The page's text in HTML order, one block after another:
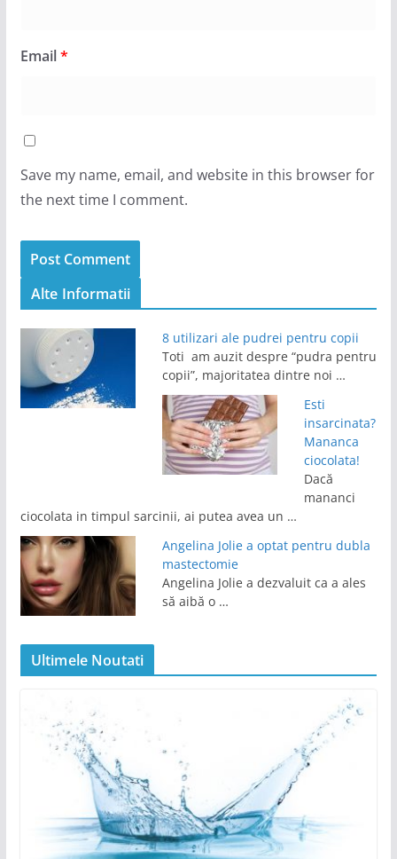
Email*
Save my name, email, and website in this browser for
the next time I comment.
Alte Informatii
8 utilizari ale pudrei pentru copii
Toti am auzit despre “pudra pentru
copii”, majoritatea dintre noi …
Esti
insarcinata?
Mananca
ciocolata!
Dacă
mananci
ciocolata in timpul sarcinii, ai putea avea un …
Angelina Jolie a optat pentru dubla
mastectomie
Angelina Jolie a dezvaluit ca a ales
să aibă o …
Ultimele Noutati